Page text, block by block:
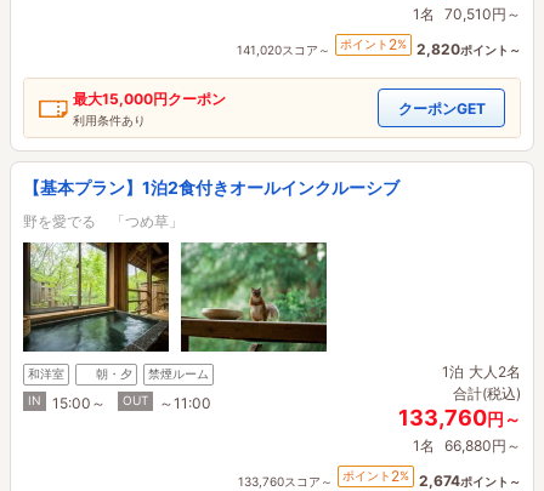
1名 70,510円～
141,020スコア～ ポイント 2% 2,820ポイント～
最大15,000円クーポン
利用条件あり
クーポンGET
【基本プラン】1泊2食付きオールインクルーシブ
野を愛でる 「つめ草」
和洋室 朝・夕
禁煙ルーム
IN
15:00～ OUT ～11:00
1泊 大人2名
合計(税込)
133,760円～
1名 66,880円～
133,760スコア～ ポイント 2% 2,674ポイント～